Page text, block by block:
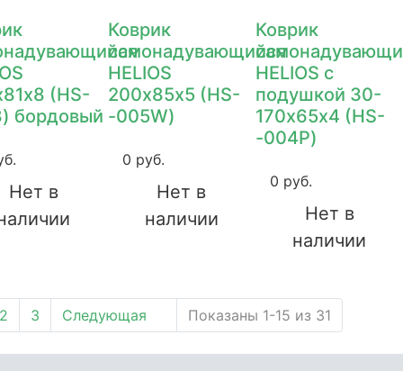
(HS-
бордовый
Нет в
Коврик
самонадувающийся
HELIOS
200х85х5 (HS-
-005W)
0 руб.
Нет в
наличии
Коврик
HELIOS с
подушкой 30-
170х65х4 (HS-
-004P)
0 руб.
Нет в
наличии
2 3 Следующая Показаны 1-15 из 31